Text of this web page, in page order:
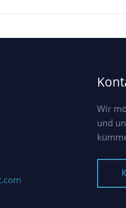
Wir
und